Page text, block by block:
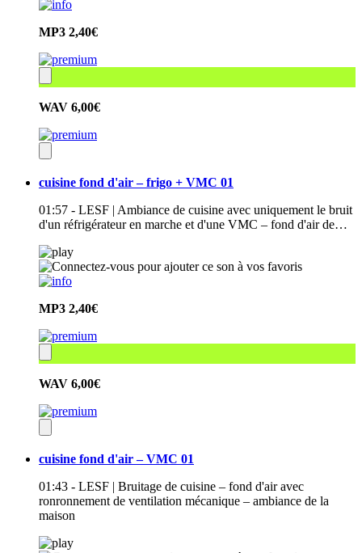
MP3 2,40€
WAV 6,00€
cuisine fond d'air – frigo + VMC 01
01:57 - LESF | Ambiance de cuisine avec uniquement le bruit
d'un réfrigérateur en marche et d'une VMC – fond d'air de…
MP3 2,40€
WAV 6,00€
cuisine fond d'air – VMC 01
01:43 - LESF | Bruitage de cuisine – fond d'air avec
ronronnement de ventilation mécanique – ambiance de la
maison